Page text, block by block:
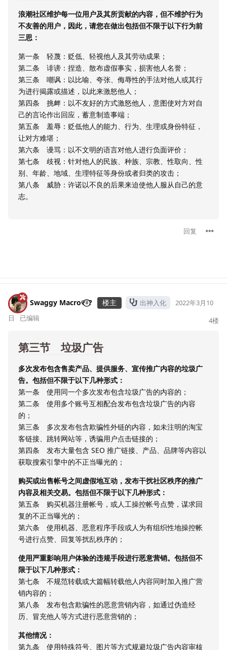
浪潮社区维护每一位用户及其所贡献的内容，但不维护行为
不友善的用户，因此，请您在做出包括但不限于以下行为前
三思：
第一条 轻蔑：贬低、轻视他人及其劳动成果；
第二条 诽谤：捏造、散布虚假事实，损害他人名誉；
第三条 嘲讽：以比喻、夸张、侮辱性的手法对他人或其行
为进行揭露或描述，以此来激怒他人；
第四条 挑衅：以不友好的方式激怒他人，意图使对方对自
己的言论作出回应，蓄意制造事端；
第五条 羞辱：贬低他人的能力、行为、生理或身份特征，
让对方难堪；
第六条 谩骂：以不文明的语言对他人进行负面评价；
第七条 歧视：针对他人的民族、种族、宗教、性取向、性
别、年龄、地域、生理特征等身份或者归类的攻击；
第八条 威胁：许诺以不良的后果来迫使他人服从自己的意
志。
回复
Swaggy Macro୧⍤⃝? 楼主 出神入化
2022年3月10
日
已编辑 4楼
第三节 垃圾广告
多次发布包含售卖产品、提供服务、宣传推广内容的垃圾广
告。包括但不限于以下几种形式：
第一条 使用同一个多次发布包含垃圾广告的内容的；
第二条 使用多个账号互相配合发布包含垃圾广告的内容
的；
第三条 多次发布包含欺骗性外链的内容，如未注明的淘宝
客链接、跳转网站等，诱骗用户点击链接的；
第四条 发布大量包含 SEO 推广链接、产品、品牌等内容以
获取搜索引擎中的不正当曝光的；
购买或出售帐号之间虚假地互动，发布干扰社区秩序的推广
内容及相关交易。包括但不限于以下几种形式：
第五条 购买机器注册帐号，或人工操控帐号点赞，谋求回
复的不正当曝光的；
第六条 使用机器、恶意程序手段或人为有组织性地操控帐
号进行点赞、回复等扰乱秩序的；
使用严重影响用户体验的违规手段进行恶意营销。包括但不
限于以下几种形式：
第七条 不规范转载或大篇幅转载他人内容同时加入推广营
销内容的；
第八条 发布包含欺骗性的恶意营销内容，如通过伪造经
历、冒充他人等方式进行恶意营销的；
其他情况：
第九条 使用特殊符号、图片等方式规避垃圾广告内容审核